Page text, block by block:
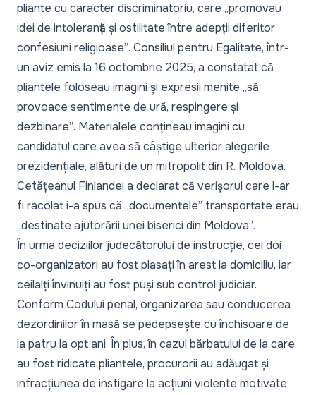
pliante cu caracter discriminatoriu, care „promovau
idei de intoleranță și ostilitate între adepții diferitor
confesiuni religioase”. Consiliul pentru Egalitate, într-
un aviz emis la 16 octombrie 2025, a constatat că
pliantele foloseau imagini și expresii menite „să
provoace sentimente de ură, respingere și
dezbinare”. Materialele conțineau imagini cu
candidatul care avea să câștige ulterior alegerile
prezidențiale, alături de un mitropolit din R. Moldova.
Cetățeanul Finlandei a declarat că verișorul care l-ar
fi racolat i-a spus că „documentele” transportate erau
„destinate ajutorării unei biserici din Moldova”.
În urma deciziilor judecătorului de instrucție, cei doi
co-organizatori au fost plasați în arest la domiciliu, iar
ceilalți învinuiți au fost puși sub control judiciar.
Conform Codului penal, organizarea sau conducerea
dezordinilor în masă se pedepsește cu închisoare de
la patru la opt ani. În plus, în cazul bărbatului de la care
au fost ridicate pliantele, procurorii au adăugat și
infracțiunea de instigare la acțiuni violente motivate